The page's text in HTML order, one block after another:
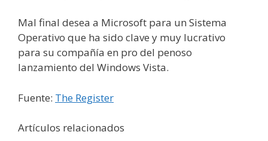
Mal final desea a Microsoft para un Sistema
Operativo que ha sido clave y muy lucrativo
para su compañía en pro del penoso
lanzamiento del Windows Vista.
Fuente: The Register
Artículos relacionados